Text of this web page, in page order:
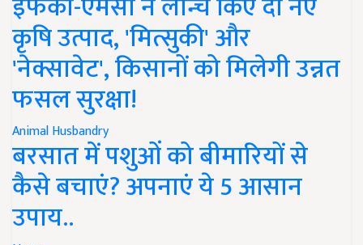
कृषि उत्पाद, 'मित्सुकी' और
'नेक्सावेट', किसानों को मिलेगी उन्नत
फसल सुरक्षा!
Animal Husbandry
बरसात में पशुओं को बीमारियों से
कैसे बचाएं? अपनाएं ये 5 आसान
उपाय..